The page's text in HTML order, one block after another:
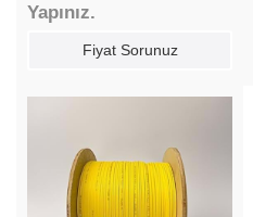
Yapınız.
Fiyat Sorunuz